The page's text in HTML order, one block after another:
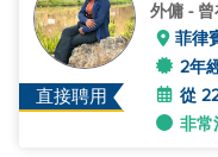
直接聘用
外傭 -
菲律
2年
從
非常